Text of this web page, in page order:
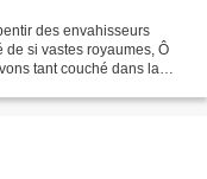
des envahisseurs
de si vastes royaumes, Ô
tant couché dans la